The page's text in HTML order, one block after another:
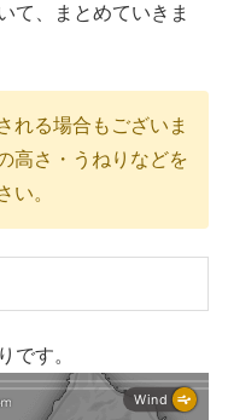
て、まとめていきま
れる場合もございま
高さ・うねりなどを
い。
です。